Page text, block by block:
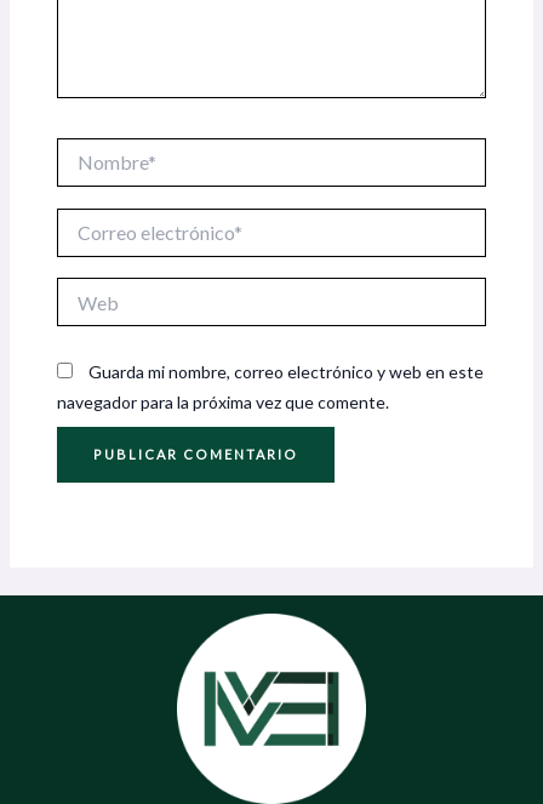
electrónico*
Guarda mi nombre, correo electrónico y web en este
navegador para la próxima vez que comente.